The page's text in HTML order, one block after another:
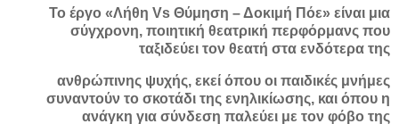
Το έργο «Λήθη Vs Θύμηση – Δοκιμή Πόε» είναι μια
σύγχρονη, ποιητική θεατρική περφόρμανς που
ταξιδεύει τον θεατή στα ενδότερα της
ανθρώπινης ψυχής, εκεί όπου οι παιδικές μνήμες
συναντούν το σκοτάδι της ενηλικίωσης, και όπου η
ανάγκη για σύνδεση παλεύει με τον φόβο της